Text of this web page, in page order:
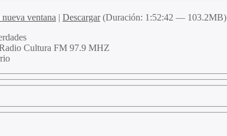
ventana | Descargar(Duración: 1:52:42 — 103.2MB)
Cultura FM 97.9 MHZ